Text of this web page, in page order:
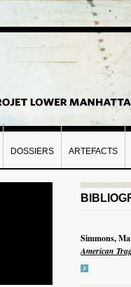
DOSSIERS ARTEFACTS
Simmons,
American